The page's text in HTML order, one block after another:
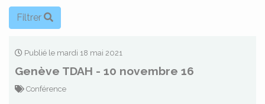
Filtrer
Publié le mardi 18 mai 2021
Genève TDAH - 10 novembre 16
Conférence